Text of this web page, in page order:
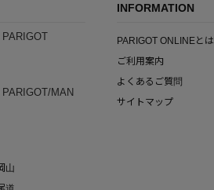
PARIGOT
PARIGOT/MAN
山
INFORMATION
PARIGOT ONLINEとは
ご利用案内
よくあるご質問
サイトマップ